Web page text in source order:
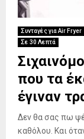
Συνταγές για Air Fryer
Σε 30 Λεπτά
που τα
έγιναν
Δεν θα σας πω
καθόλου. Και